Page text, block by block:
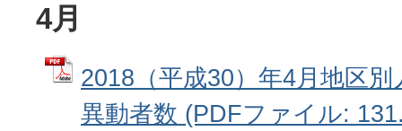
4月
2018（平成30）年4月地区
異動者数 (PDFファイル: